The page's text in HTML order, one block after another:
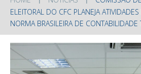
ELEITORAL DO CFC PLANEJA
NORMA BRASILEIRA DE CONTABILIDADE